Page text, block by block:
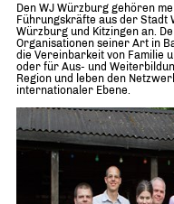
Den WJ Würzburg gehören
Führungskräfte aus der Stadt
Würzburg und Kitzingen an.
Organisationen seiner Art in
die Vereinbarkeit von Familie
oder für Aus- und
Region und leben den
internationaler Ebene.